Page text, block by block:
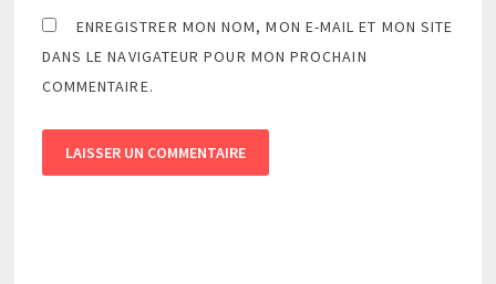
ENREGISTRER MON NOM, MON E-MAIL ET MON SITE
DANS LE NAVIGATEUR POUR MON PROCHAIN
COMMENTAIRE.